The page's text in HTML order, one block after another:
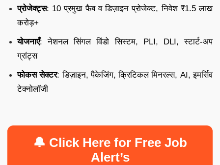
प्रोजेक्ट्स: 10 प्रमुख फैब व डिज़ाइन प्रोजेक्ट, निवेश ₹1.5 लाख
करोड़+
योजनाएँ: नेशनल सिंगल विंडो सिस्टम, PLI, DLI, स्टार्ट-अप
ग्रांट्स
फोकस सेक्टर: डिज़ाइन, पैकेजिंग, क्रिटिकल मिनरल्स, AI, इमर्सिव
टेक्नोलॉजी
🔔 Click Here for Free Job
Alert’s